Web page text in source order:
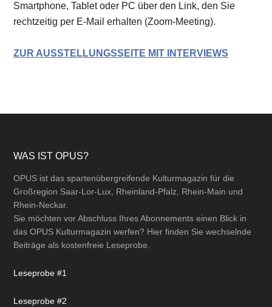
Smartphone, Tablet oder PC über den Link, den Sie
rechtzeitig per E-Mail erhalten (Zoom-Meeting).
ZUR AUSSTELLUNGSSEITE MIT INTERVIEWS
Footer
WAS IST OPUS?
OPUS ist das spartenübergreifende Kulturmagazin für die
Großregion Saar-Lor-Lux, Rheinland-Pfalz, Rhein-Main und
Rhein-Neckar.
Sie möchten vor Abschluss Ihres Abonnements einen Blick in
das OPUS Kulturmagazin werfen? Hier finden Sie wechselnde
Beiträge als kostenfreie Leseprobe.
Leseprobe #1
Leseprobe #2